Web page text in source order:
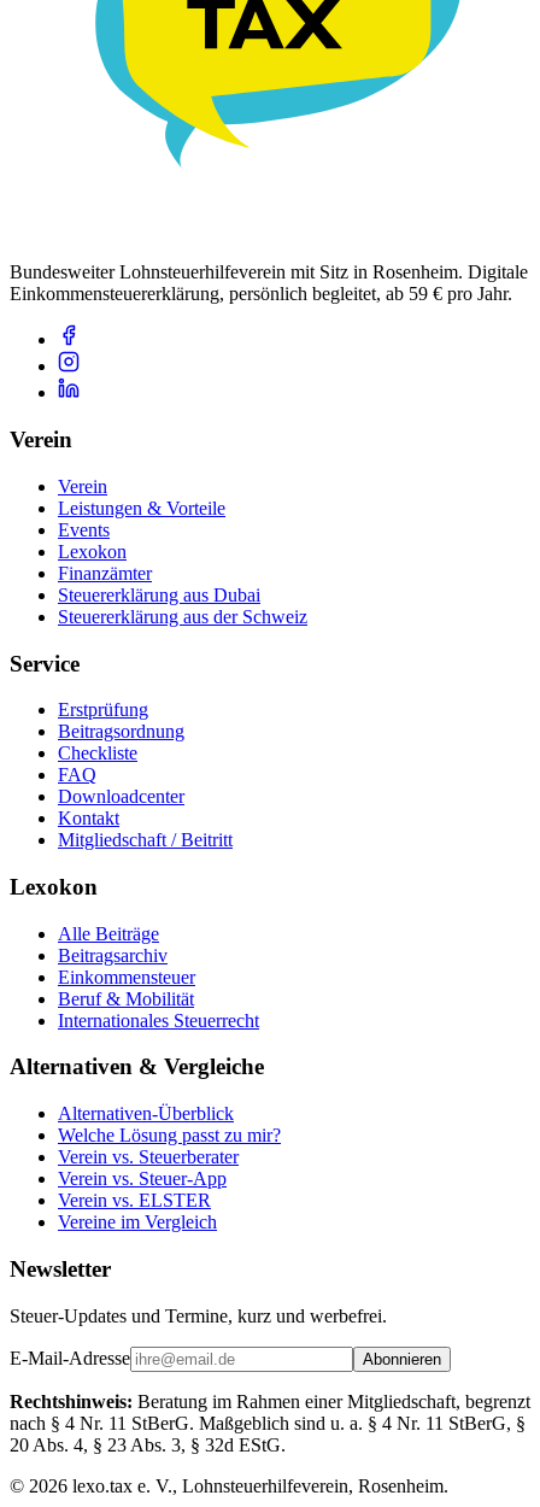
Bundesweiter Lohnsteuerhilfeverein mit Sitz in Rosenheim. Digitale
Einkommensteuererklärung, persönlich begleitet, ab 59 € pro Jahr.
Verein
Verein
Leistungen & Vorteile
Events
Lexokon
Finanzämter
Steuererklärung aus Dubai
Steuererklärung aus der Schweiz
Service
Erstprüfung
Beitragsordnung
Checkliste
FAQ
Downloadcenter
Kontakt
Mitgliedschaft / Beitritt
Lexokon
Alle Beiträge
Beitragsarchiv
Einkommensteuer
Beruf & Mobilität
Internationales Steuerrecht
Alternativen & Vergleiche
Alternativen-Überblick
Welche Lösung passt zu mir?
Verein vs. Steuerberater
Verein vs. Steuer-App
Verein vs. ELSTER
Vereine im Vergleich
Newsletter
Steuer-Updates und Termine, kurz und werbefrei.
E-Mail-Adresse Abonnieren
Rechtshinweis: Beratung im Rahmen einer Mitgliedschaft, begrenzt
nach § 4 Nr. 11 StBerG. Maßgeblich sind u. a. § 4 Nr. 11 StBerG, §
20 Abs. 4, § 23 Abs. 3, § 32d EStG.
© 2026 lexo.tax e. V., Lohnsteuerhilfeverein, Rosenheim.